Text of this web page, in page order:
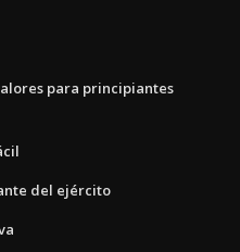
para principiantes
del ejército